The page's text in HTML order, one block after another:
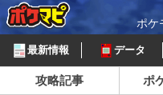
ポケ
最新情報 データ
攻略記事 ポ